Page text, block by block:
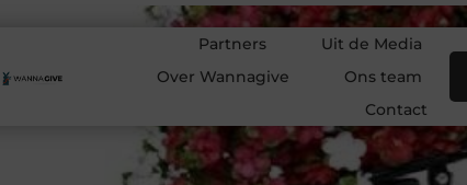
Partners
Uit de Media
Over Wannagive
Ons team
Contact